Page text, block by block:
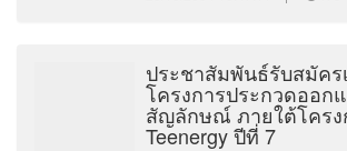
ประชาสัมพันธ์รับสมัคร
โครงการประกวดออก
สัญลักษณ์ ภายใต้โครง
Teenergy ปีที่ 7